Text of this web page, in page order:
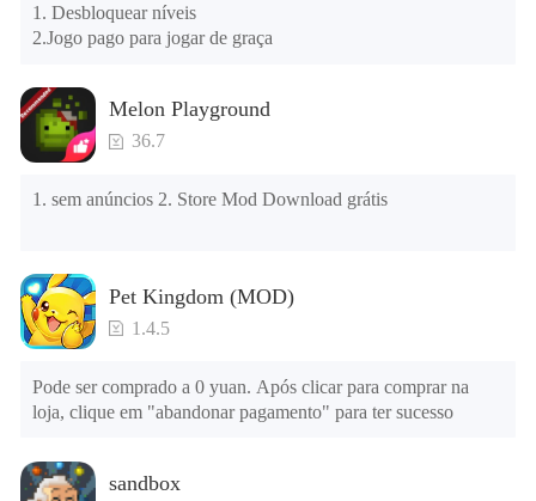
Verifique se o mesmo jogo já existe no telefone; em caso
afirmativo, desinstale-o primeiro; ao desinstalar, o arquivo
novamente
Verifique se a memória do telefone é suficiente, caso
contrário, limpe a memória do telefone primeiro e tente
instalar novamente
1. Desbloquear níveis
2.Jogo pago para jogar de graça
Melon Playground
36.7
1. sem anúncios 2. Store Mod Download grátis
Pet Kingdom (MOD)
1.4.5
Pode ser comprado a 0 yuan. Após clicar para comprar na
loja, clique em "abandonar pagamento" para ter sucesso
sandbox